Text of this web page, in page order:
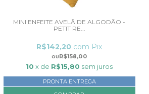
MINI ENFEITE AVELÃ DE ALGODÃO -
PETIT RE...
R$158,00
R$142,20 com Pix
10 x de R$15,80 sem juros
PRONTA ENTREGA